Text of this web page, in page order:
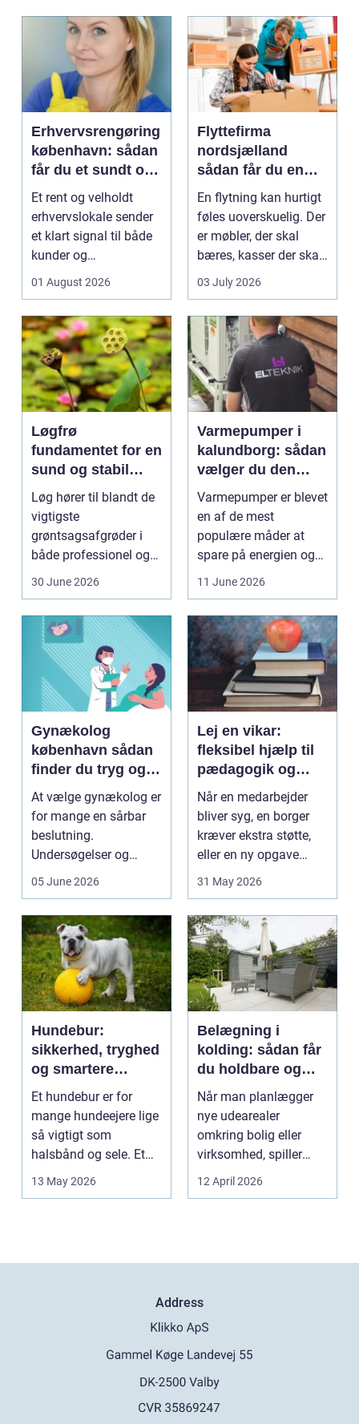
Erhvervsrengøring
københavn: sådan
får du et sundt og
professionelt
arbejdsmiljø
Et rent og velholdt
erhvervslokale sender
et klart signal til både
kunder og
01 August 2026
Flyttefirma
nordsjælland
sådan får du en
tryg og effektiv
flytning
En flytning kan hurtigt
føles uoverskuelig. Der
er møbler, der skal
bæres, kasser der skal
pakkes, o...
03 July 2026
Løgfrø
fundamentet for en
sund og stabil
løgavl
Løg hører til blandt de
vigtigste
grøntsagsafgrøder i
både professionel og
30 June 2026
Varmepumper i
kalundborg: sådan
vælger du den
rigtige løsning
Varmepumper er blevet
en af de mest
populære måder at
spare på energien og
11 June 2026
Gynækolog
københavn sådan
finder du tryg og
professionel hjælp
At vælge gynækolog er
for mange en sårbar
beslutning.
Undersøgelser og
05 June 2026
Lej en vikar:
fleksibel hjælp til
pædagogik og
sundhed
Når en medarbejder
bliver syg, en borger
kræver ekstra støtte,
eller en ny opgave
31 May 2026
Hundebur:
sikkerhed, tryghed
og smartere
hverdag med hund
Et hundebur er for
mange hundeejere lige
så vigtigt som
halsbånd og sele. Et
13 May 2026
Belægning i
kolding: sådan får
du holdbare og
flotte udearealer
Når man planlægger
nye udearealer
omkring bolig eller
virksomhed, spiller
belægningen en helt
centra...
12 April 2026
Address